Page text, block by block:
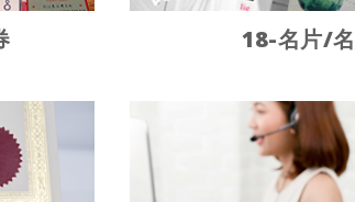
18-名片/